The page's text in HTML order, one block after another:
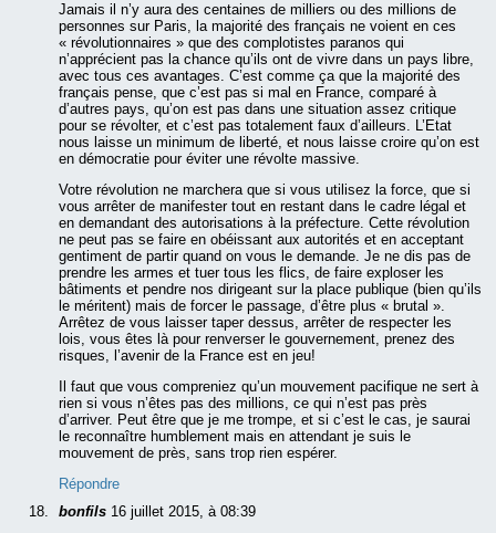
Jamais il n’y aura des centaines de milliers ou des millions de
personnes sur Paris, la majorité des français ne voient en ces
« révolutionnaires » que des complotistes paranos qui
n’apprécient pas la chance qu’ils ont de vivre dans un pays libre,
avec tous ces avantages. C’est comme ça que la majorité des
français pense, que c’est pas si mal en France, comparé à
d’autres pays, qu’on est pas dans une situation assez critique
pour se révolter, et c’est pas totalement faux d’ailleurs. L’Etat
nous laisse un minimum de liberté, et nous laisse croire qu’on est
en démocratie pour éviter une révolte massive.
Votre révolution ne marchera que si vous utilisez la force, que si
vous arrêter de manifester tout en restant dans le cadre légal et
en demandant des autorisations à la préfecture. Cette révolution
ne peut pas se faire en obéissant aux autorités et en acceptant
gentiment de partir quand on vous le demande. Je ne dis pas de
prendre les armes et tuer tous les flics, de faire exploser les
bâtiments et pendre nos dirigeant sur la place publique (bien qu’ils
le méritent) mais de forcer le passage, d’être plus « brutal ».
Arrêtez de vous laisser taper dessus, arrêter de respecter les
lois, vous êtes là pour renverser le gouvernement, prenez des
risques, l’avenir de la France est en jeu!
Il faut que vous compreniez qu’un mouvement pacifique ne sert à
rien si vous n’êtes pas des millions, ce qui n’est pas près
d’arriver. Peut être que je me trompe, et si c’est le cas, je saurai
le reconnaître humblement mais en attendant je suis le
mouvement de près, sans trop rien espérer.
Répondre
bonfils 16 juillet 2015, à 08:39